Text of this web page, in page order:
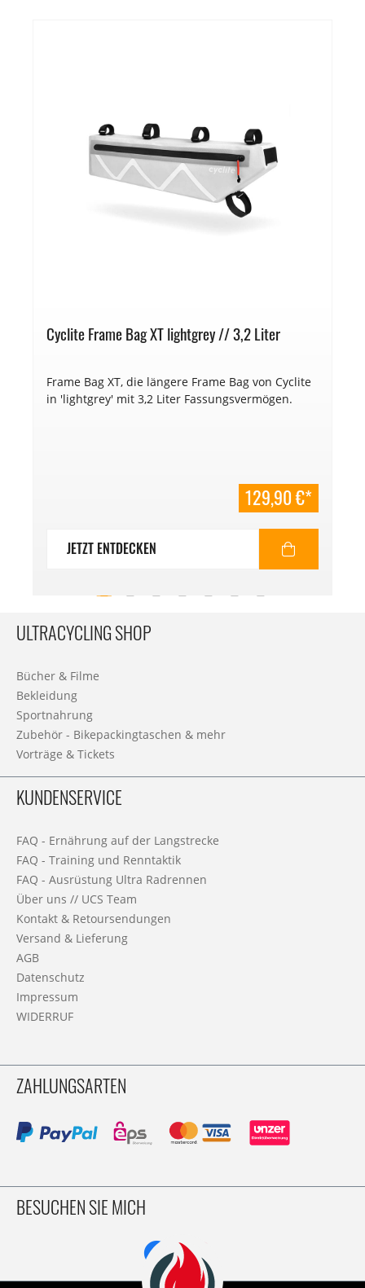
Cyclite Frame Bag XT lightgrey // 3,2 Liter
Frame Bag XT, die längere Frame Bag von Cyclite
in 'lightgrey' mit 3,2 Liter Fassungsvermögen.
129,90 €*
JETZT ENTDECKEN
ULTRACYCLING SHOP
Bücher & Filme
Bekleidung
Sportnahrung
Zubehör - Bikepackingtaschen & mehr
Vorträge & Tickets
KUNDENSERVICE
FAQ - Ernährung auf der Langstrecke
FAQ - Training und Renntaktik
FAQ - Ausrüstung Ultra Radrennen
Über uns // UCS Team
Kontakt & Retoursendungen
Versand & Lieferung
AGB
Datenschutz
Impressum
WIDERRUF
ZAHLUNGSARTEN
BESUCHEN SIE MICH